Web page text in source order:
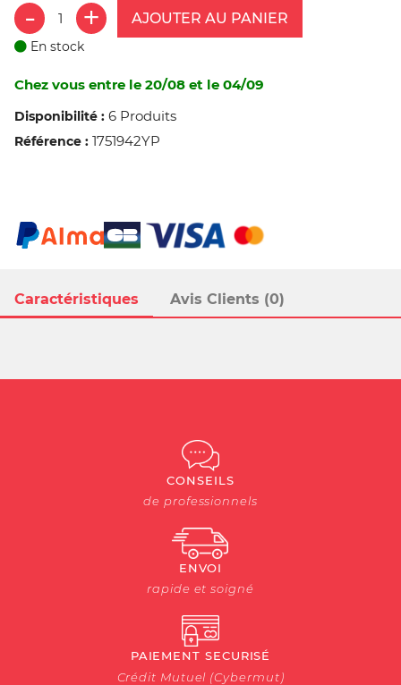
Caractéristiques Avis Clients (0)
AJOUTER AU PANIER
En stock
Chez vous entre le 20/08 et le 04/09
Disponibilité : 6 Produits
Référence : 1751942YP
CONSEILS
de professionnels
ENVOI
rapide et soigné
PAIEMENT SECURISÉ
Crédit Mutuel (Cybermut)